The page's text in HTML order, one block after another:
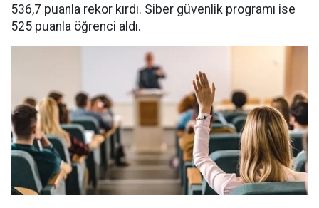
536,7 puanla rekor kırdı. Siber güvenlik programı ise
525 puanla öğrenci aldı.